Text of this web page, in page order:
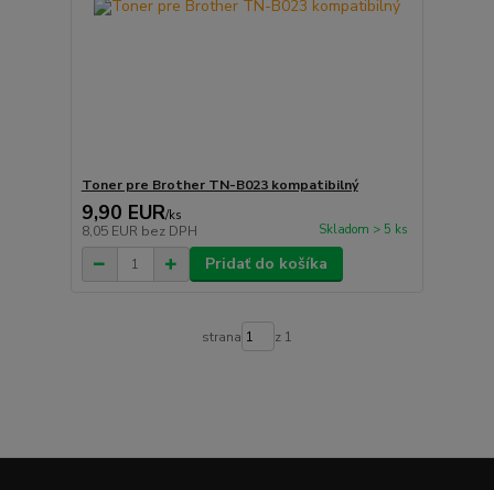
Toner pre Brother TN-B023 kompatibilný
9,90 EUR/ks
8,05 EUR bez DPH Skladom > 5 ks
Pridať do košíka
strana z 1